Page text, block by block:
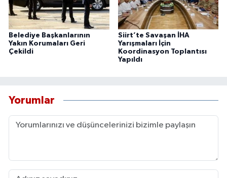
Belediye Başkanlarının
Yakın Korumaları Geri
Çekildi
Siirt’te Savaşan İHA
Yarışmaları İçin
Koordinasyon Toplantısı
Yapıldı
Yorumlar